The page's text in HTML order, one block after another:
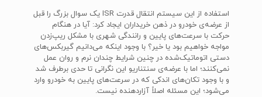
استفاده از این سیستم انتقال قدرت ISR یک سوال بزرگ را قبل
از عرضه‌ی خودرو در ذهن خریداران ایجاد کرد: آیا در هنگام
حرکت با سرعت‌های پایین و رانندگی شهری با مشکل ریپ‌زدن
مواجه خواهیم بود یا خیر؟ با وجود اینکه می‌دانیم گیربکس‌های
دستی اتوماتیک‌شده در چنین شرایط چندان نرم و روان عمل
نمی‌کنند؛ اما با عرضه‌ی سنتناریو این نگرانی تا حدی برطرف شد
و با وجود تکان‌های اندکی که در سرعت‌های پایین به خودرو وارد
می‌شود؛ این مسئله اصلاً آزاردهنده نیست.